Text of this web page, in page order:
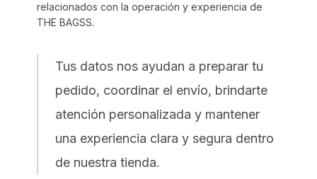
relacionados con la operación y experiencia de
THE BAGSS.
Tus datos nos ayudan a preparar tu
pedido, coordinar el envío, brindarte
atención personalizada y mantener
una experiencia clara y segura dentro
de nuestra tienda.